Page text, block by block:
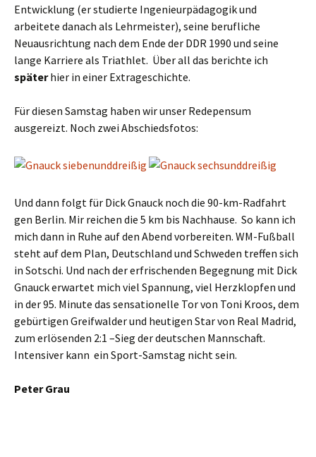
Entwicklung (er studierte Ingenieurpädagogik und
arbeitete danach als Lehrmeister), seine berufliche
Neuausrichtung nach dem Ende der DDR 1990 und seine
lange Karriere als Triathlet. Über all das berichte ich
späterhier in einer Extrageschichte.
Für diesen Samstag haben wir unser Redepensum
ausgereizt. Noch zwei Abschiedsfotos:
Und dann folgt für Dick Gnauck noch die 90-km-Radfahrt
gen Berlin. Mir reichen die 5 km bis Nachhause. So kann ich
mich dann in Ruhe auf den Abend vorbereiten. WM-Fußball
steht auf dem Plan, Deutschland und Schweden treffen sich
in Sotschi. Und nach der erfrischenden Begegnung mit Dick
Gnauck erwartet mich viel Spannung, viel Herzklopfen und
in der 95. Minute das sensationelle Tor von Toni Kroos, dem
gebürtigen Greifwalder und heutigen Star von Real Madrid,
zum erlösenden 2:1 –Sieg der deutschen Mannschaft.
Intensiver kann ein Sport-Samstag nicht sein.
Peter Grau